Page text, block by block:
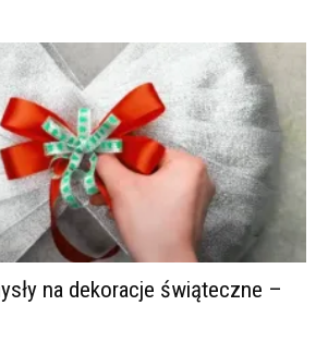
na dekoracje świąteczne –